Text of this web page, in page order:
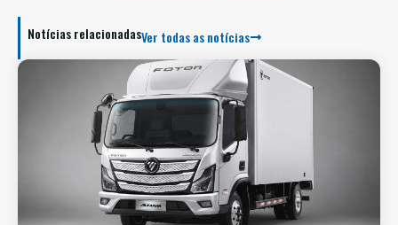
Notícias relacionadasVer todas as notícias